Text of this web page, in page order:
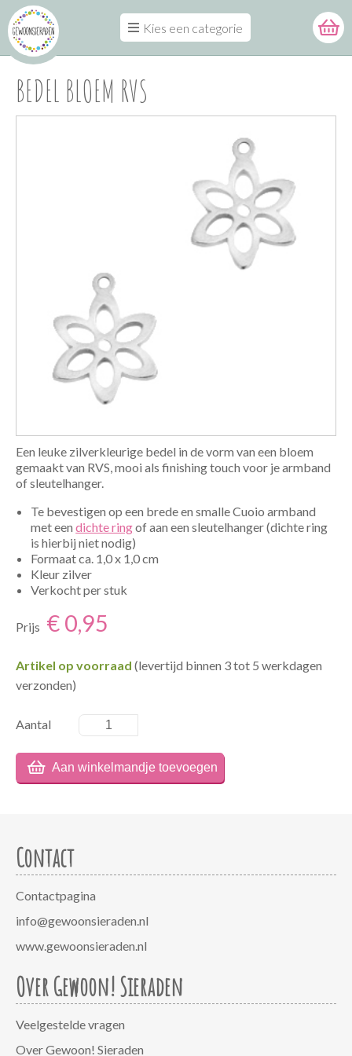
Kies een categorie
BEDEL BLOEM RVS
Een leuke zilverkleurige bedel in de vorm van een bloem
gemaakt van RVS, mooi als finishing touch voor je armband
of sleutelhanger.
Te bevestigen op een brede en smalle Cuoio armband
met eendichte ringof aan een sleutelhanger (dichte ring
is hierbij niet nodig)
Formaat ca. 1,0 x 1,0 cm
Kleur zilver
Verkocht per stuk
Prijs € 0,95
Artikel op voorraad (levertijd binnen 3 tot 5 werkdagen
verzonden)
Aantal
Contact
Contactpagina
info@gewoonsieraden.nl
www.gewoonsieraden.nl
Over Gewoon! Sieraden
Veelgestelde vragen
Over Gewoon! Sieraden